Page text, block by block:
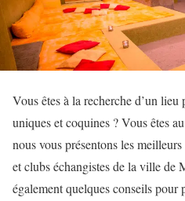
Vous êtes à la recherche d’un
uniques et coquines ? Vous êtes
nous vous présentons les
et clubs échangistes de la ville de
également quelques conseils